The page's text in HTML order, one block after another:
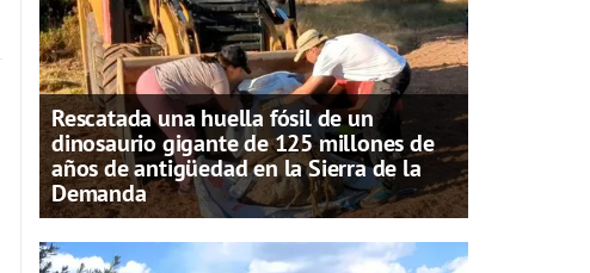
Rescatada una huella fósil de un
dinosaurio gigante de 125 millones de
años de antigüedad en la Sierra de la
Demanda